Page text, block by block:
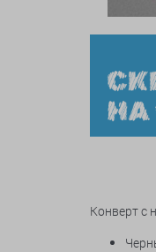
Конверт с